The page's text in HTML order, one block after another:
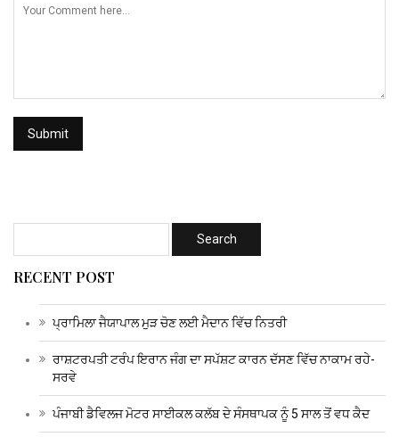
RECENT POST
ਪ੍ਰਾਮਿਲਾ ਜੈਯਾਪਾਲ ਮੁੜ ਚੋਣ ਲਈ ਮੈਦਾਨ ਵਿੱਚ ਨਿਤਰੀ
ਰਾਸ਼ਟਰਪਤੀ ਟਰੰਪ ਇਰਾਨ ਜੰਗ ਦਾ ਸਪੱਸ਼ਟ ਕਾਰਨ ਦੱਸਣ ਵਿੱਚ ਨਾਕਾਮ ਰਹੇ-
ਸਰਵੇ
ਪੰਜਾਬੀ ਡੈਵਿਲਜ ਮੋਟਰ ਸਾਈਕਲ ਕਲੱਬ ਦੇ ਸੰਸਥਾਪਕ ਨੂੰ 5 ਸਾਲ ਤੋਂ ਵਧ ਕੈਦ